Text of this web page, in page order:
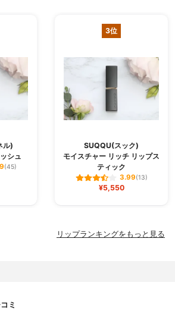
ル)
シュ
(45)
3位
SUQQU(スック)
モイスチャー リッチ リップス
ティック
3.99(13)
¥5,550
リップランキングをもっと見る
ミ